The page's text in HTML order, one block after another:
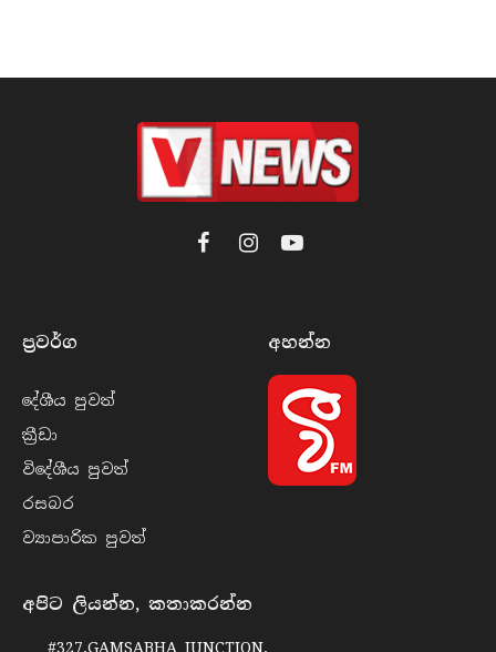
FacebookInstagramYouTube
ප්‍රවර්​ග
දේශීය පුව​ත්
ක්‍රී​ඩා
විදේශීය පුව​ත්
රසබ​ර
ව්‍යාපාරික පුව​ත්
අහන්​න
අපිට ලියන්න, කතාකරන්න
#327,GAMSABHA JUNCTION,